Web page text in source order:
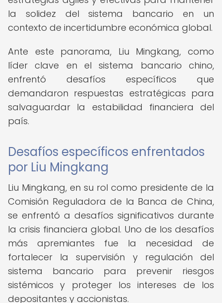
la solidez del sistema bancario en un
contexto de incertidumbre económica global.
Ante este panorama, Liu Mingkang, como
líder clave en el sistema bancario chino,
enfrentó desafíos específicos que
demandaron respuestas estratégicas para
salvaguardar la estabilidad financiera del
país.
Desafíos específicos enfrentados
por Liu Mingkang
Liu Mingkang, en su rol como presidente de la
Comisión Reguladora de la Banca de China,
se enfrentó a desafíos significativos durante
la crisis financiera global. Uno de los desafíos
más apremiantes fue la necesidad de
fortalecer la supervisión y regulación del
sistema bancario para prevenir riesgos
sistémicos y proteger los intereses de los
depositantes y accionistas.